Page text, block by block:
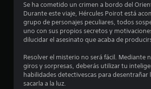
Se ha cometido un crimen a bordo del
Durante este viaje, Hércules Poirot está
grupo de personajes peculiares, todos
uno con sus propios secretos y
dilucidar el asesinato que acaba de
Resolver el misterio no será fácil. Mediante
giros y sorpresas, deberás utilizar tu
habilidades detectivescas para desentrañar
sacarla a la luz.